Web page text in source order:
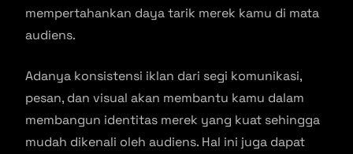
mempertahankan daya tarik merek kamu di mata
audiens.
Adanya konsistensi iklan dari segi komunikasi,
pesan, dan visual akan membantu kamu dalam
membangun identitas merek yang kuat sehingga
mudah dikenali oleh audiens. Hal ini juga dapat